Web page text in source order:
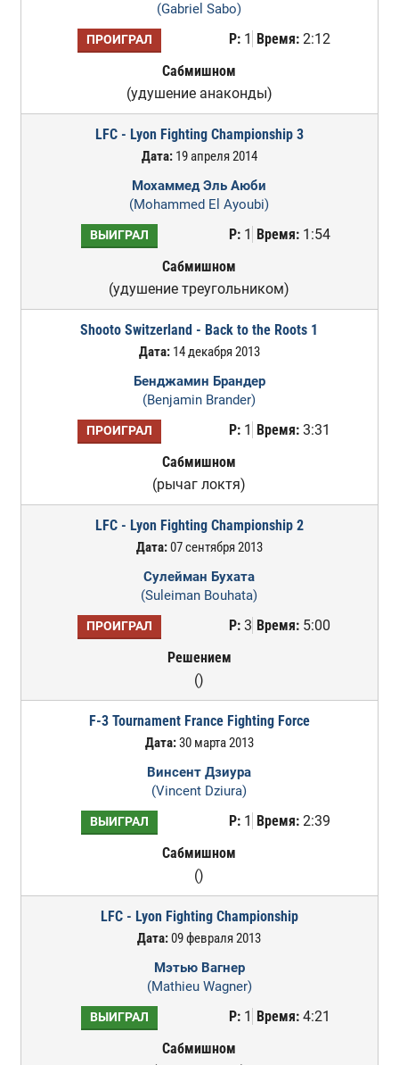
(Gabriel Sabo)
ПРОИГРАЛ Р:1 Время:2:12
Сабмишном
(удушение анаконды)
LFC - Lyon Fighting Championship 3
Дата:19 апреля 2014
Мохаммед Эль Аюби
(Mohammed El Ayoubi)
ВЫИГРАЛ Р:1 Время:1:54
Сабмишном
(удушение треугольником)
Shooto Switzerland - Back to the Roots 1
Дата:14 декабря 2013
Бенджамин Брандер
(Benjamin Brander)
ПРОИГРАЛ Р:1 Время:3:31
Сабмишном
(рычаг локтя)
LFC - Lyon Fighting Championship 2
Дата:07 сентября 2013
Сулейман Бухата
(Suleiman Bouhata)
ПРОИГРАЛ Р:3 Время:5:00
Решением
()
F-3 Tournament France Fighting Force
Дата:30 марта 2013
Винсент Дзиура
(Vincent Dziura)
ВЫИГРАЛ Р:1 Время:2:39
Сабмишном
()
LFC - Lyon Fighting Championship
Дата:09 февраля 2013
Мэтью Вагнер
(Mathieu Wagner)
ВЫИГРАЛ Р:1 Время:4:21
Сабмишном